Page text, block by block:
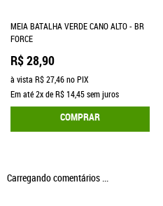
MEIA BATALHA VERDE CANO ALTO - BR
FORCE
R$ 28,90
à vista R$ 27,46no PIX
Em até2xdeR$ 14,45sem juros
COMPRAR
Carregando comentários ...